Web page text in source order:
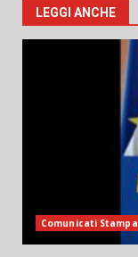
LEGGI ANCHE
Comunicati Stampa